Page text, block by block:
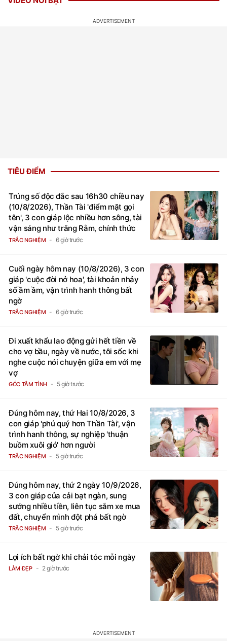
TIÊU ĐIỂM
Trúng số độc đắc sau 16h30 chiều nay
(10/8/2026), Thần Tài 'điểm mặt gọi
tên', 3 con giáp lộc nhiều hơn sông, tài
vận sáng như trăng Rằm, chính thức
hết khổ
TRẮC NGHIỆM 6 giờ trước
Cuối ngày hôm nay (10/8/2026), 3 con
giáp 'cuộc đời nở hoa', tài khoản nhảy
số ầm ầm, vận trình hanh thông bất
ngờ
TRẮC NGHIỆM 6 giờ trước
Đi xuất khẩu lao động gửi hết tiền về
cho vợ bầu, ngày về nước, tôi sốc khi
nghe cuộc nói chuyện giữa em với mẹ
vợ
GÓC TÂM TÌNH 5 giờ trước
Đúng hôm nay, thứ Hai 10/8/2026, 3
con giáp 'phú quý hơn Thần Tài', vận
trình hanh thông, sự nghiệp 'thuận
buồm xuôi gió' hơn người
TRẮC NGHIỆM 5 giờ trước
Đúng hôm nay, thứ 2 ngày 10/9/2026,
3 con giáp của cải bạt ngàn, sung
sướng nhiều tiền, liên tục sắm xe mua
đất, chuyển mình đột phá bất ngờ
TRẮC NGHIỆM 5 giờ trước
Lợi ích bất ngờ khi chải tóc mỗi ngày
LÀM ĐẸP 2 giờ trước